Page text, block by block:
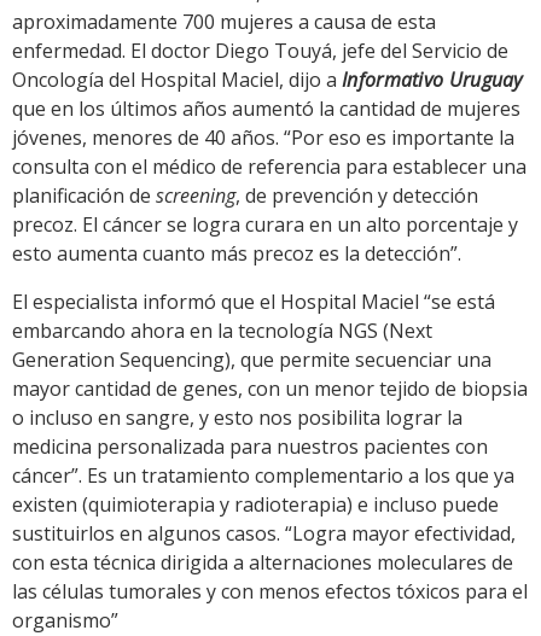
aproximadamente 700 mujeres a causa de esta
enfermedad. El doctor Diego Touyá, jefe del Servicio de
Oncología del Hospital Maciel, dijo a Informativo Uruguay
que en los últimos años aumentó la cantidad de mujeres
jóvenes, menores de 40 años. “Por eso es importante la
consulta con el médico de referencia para establecer una
planificación de screening, de prevención y detección
precoz. El cáncer se logra curara en un alto porcentaje y
esto aumenta cuanto más precoz es la detección”.
El especialista informó que el Hospital Maciel “se está
embarcando ahora en la tecnología NGS (Next
Generation Sequencing), que permite secuenciar una
mayor cantidad de genes, con un menor tejido de biopsia
o incluso en sangre, y esto nos posibilita lograr la
medicina personalizada para nuestros pacientes con
cáncer”. Es un tratamiento complementario a los que ya
existen (quimioterapia y radioterapia) e incluso puede
sustituirlos en algunos casos. “Logra mayor efectividad,
con esta técnica dirigida a alternaciones moleculares de
las células tumorales y con menos efectos tóxicos para el
organismo”